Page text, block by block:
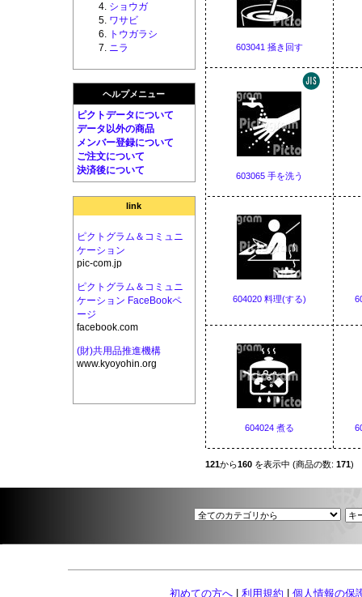
ショウガ
ワサビ
トウガラシ
ニラ
ヘルプメニュー
ピクトデータについて
データ以外の商品
メンバー登録について
ご注文について
決済後について
link
ピクトグラム＆コミュニ
ケーション
pic-com.jp
ピクトグラム＆コミュニ
ケーション FaceBookペ
ージ
facebook.com
(財)共用品推進機構
www.kyoyohin.org
603041 掻き回す
603065 手を洗う
604020 料理(する)
604024 煮る
121から160を表示中 (商品の数: 171)
初めての方へ 利用規約 個人情報の保